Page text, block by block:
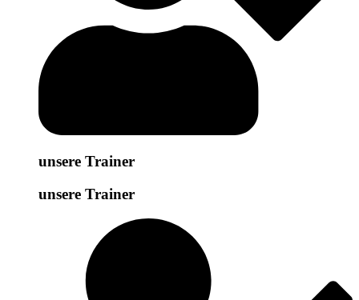
unsere Trainer
unsere Trainer